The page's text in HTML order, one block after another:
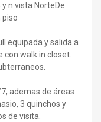
n vista NorteDe
piso
equipada y salida a
con walk in closet.
ademas de áreas
3 quinchos y
de visita.